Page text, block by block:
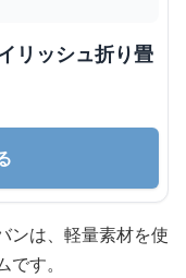
リッシュ折り畳
ンは、軽量素材を使
す。